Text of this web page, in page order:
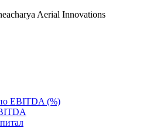
Aerial Innovations
EBITDA (%)